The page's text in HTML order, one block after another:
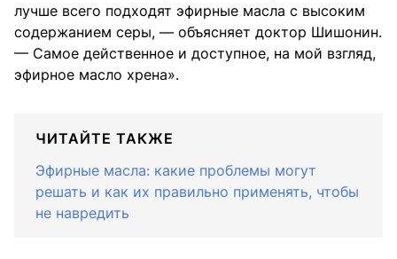
лучше всего подходят эфирные масла с высоким
содержанием серы, — объясняет доктор Шишонин.
— Самое действенное и доступное, на мой взгляд,
эфирное масло хрена».
ЧИТАЙТЕ ТАКЖЕ
Эфирные масла: какие проблемы могут
решать и как их правильно применять, чтобы
не навредить